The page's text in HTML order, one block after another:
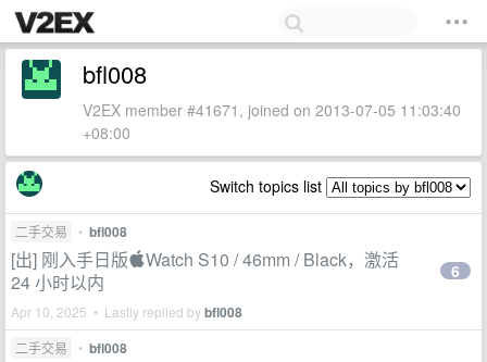
bfl008
V2EX member #41671, joined on 2013-07-05 11:03:40
+08:00
Switch topics list
二手交易 • bfl008
[出] 刚入手日版Watch S10 / 46mm / Black，激活
24 小时以内
Apr 10, 2025 • Lastly replied bybfl008
6
二手交易 • bfl008